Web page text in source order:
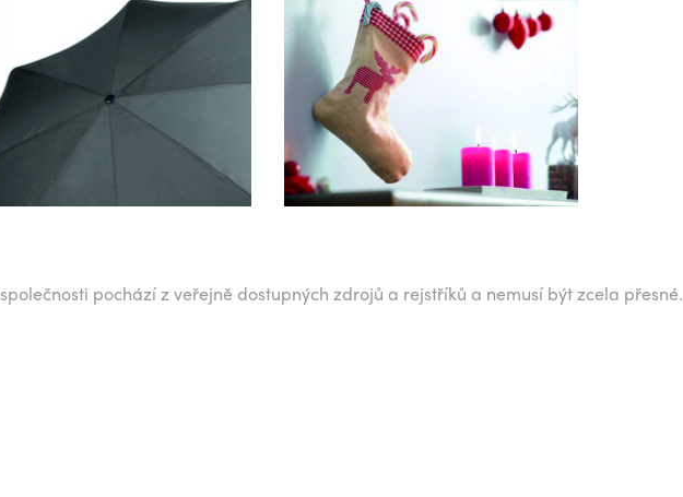
pochází z veřejně dostupných zdrojů a rejstříků a nemusí být zcela přesné.